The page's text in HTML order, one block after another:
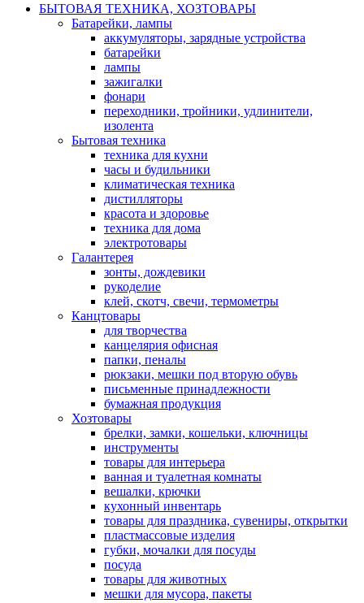
БЫТОВАЯ ТЕХНИКА, ХОЗТОВАРЫ
Батарейки, лампы
аккумуляторы, зарядные устройства
батарейки
лампы
зажигалки
фонари
переходники, тройники, удлинители,
изолента
Бытовая техника
техника для кухни
часы и будильники
климатическая техника
дистилляторы
красота и здоровье
техника для дома
электротовары
Галантерея
зонты, дождевики
рукоделие
клей, скотч, свечи, термометры
Канцтовары
для творчества
канцелярия офисная
папки, пеналы
рюкзаки, мешки под вторую обувь
письменные принадлежности
бумажная продукция
Хозтовары
брелки, замки, кошельки, ключницы
инструменты
товары для интерьера
ванная и туалетная комнаты
вешалки, крючки
кухонный инвентарь
товары для праздника, сувениры, открытки
пластмассовые изделия
губки, мочалки для посуды
посуда
товары для животных
мешки для мусора, пакеты